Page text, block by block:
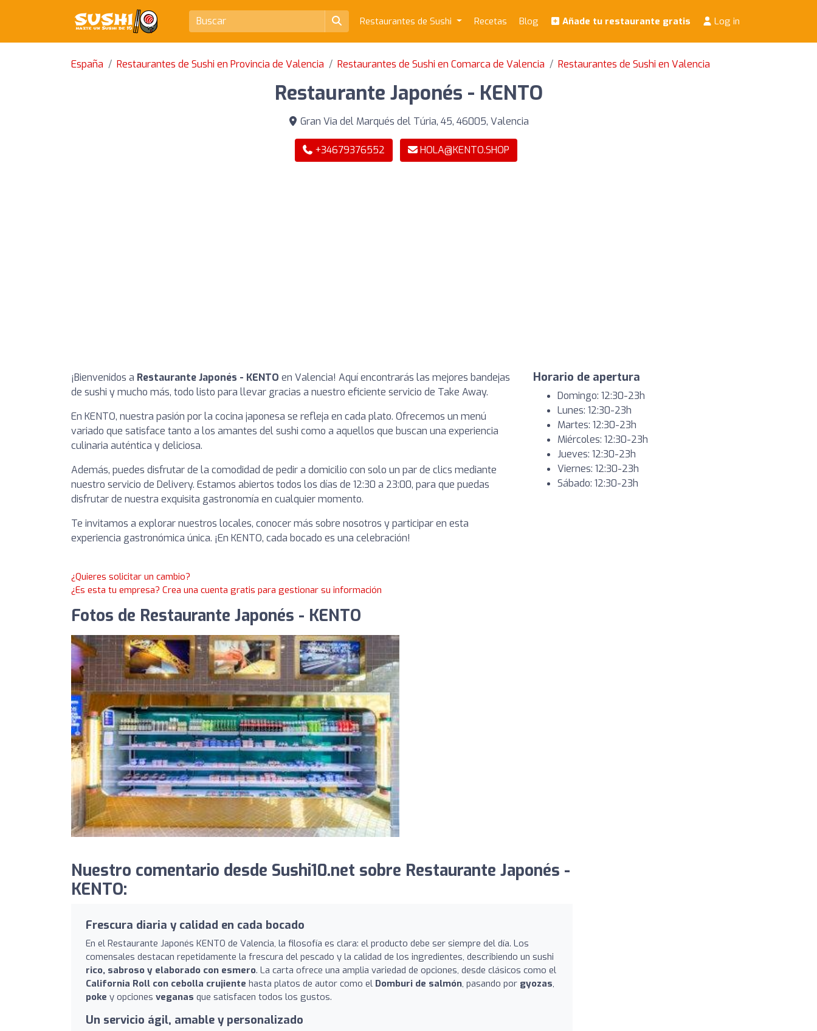
Restaurantes de Sushi Recetas Blog Añade tu restaurante gratis Log in
España Restaurantes de Sushi en Provincia de Valencia Restaurantes de Sushi en Comarca de Valencia Restaurantes de Sushi en Valencia
Restaurante Japonés - KENTO
Gran Via del Marqués del Túria, 45, 46005, Valencia
+34679376552 HOLA@KENTO.SHOP
¡Bienvenidos a Restaurante Japonés - KENTO en Valencia! Aquí encontrarás las mejores bandejas
de sushi y mucho más, todo listo para llevar gracias a nuestro eficiente servicio de Take Away.
En KENTO, nuestra pasión por la cocina japonesa se refleja en cada plato. Ofrecemos un menú
variado que satisface tanto a los amantes del sushi como a aquellos que buscan una experiencia
culinaria auténtica y deliciosa.
Además, puedes disfrutar de la comodidad de pedir a domicilio con solo un par de clics mediante
nuestro servicio de Delivery. Estamos abiertos todos los días de 12:30 a 23:00, para que puedas
disfrutar de nuestra exquisita gastronomía en cualquier momento.
Te invitamos a explorar nuestros locales, conocer más sobre nosotros y participar en esta
experiencia gastronómica única. ¡En KENTO, cada bocado es una celebración!
Horario de apertura
Domingo: 12:30-23h
Lunes: 12:30-23h
Martes: 12:30-23h
Miércoles: 12:30-23h
Jueves: 12:30-23h
Viernes: 12:30-23h
Sábado: 12:30-23h
¿Quieres solicitar un cambio?
¿Es esta tu empresa? Crea una cuenta gratis para gestionar su información
Fotos de Restaurante Japonés - KENTO
Nuestro comentario desde Sushi10.net sobre Restaurante Japonés -
KENTO:
Frescura diaria y calidad en cada bocado
En el Restaurante Japonés KENTO de Valencia, la filosofía es clara: el producto debe ser siempre del día. Los
comensales destacan repetidamente la frescura del pescado y la calidad de los ingredientes, describiendo un sushi
rico, sabroso y elaborado con esmero. La carta ofrece una amplia variedad de opciones, desde clásicos como el
California Roll con cebolla crujiente hasta platos de autor como el Domburi de salmón, pasando por gyozas,
poke y opciones veganas que satisfacen todos los gustos.
Un servicio ágil, amable y personalizado